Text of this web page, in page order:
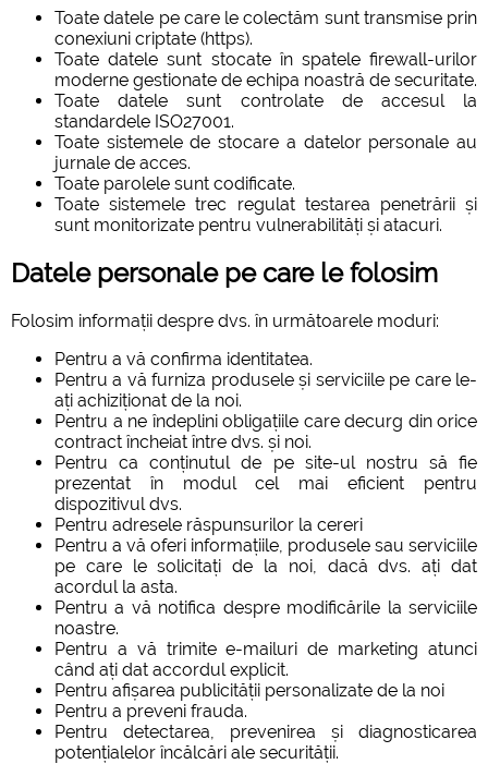
Toate datele pe care le colectăm sunt transmise prin
conexiuni criptate (https).
Toate datele sunt stocate în spatele firewall-urilor
moderne gestionate de echipa noastră de securitate.
Toate datele sunt controlate de accesul la
standardele ISO27001.
Toate sistemele de stocare a datelor personale au
jurnale de acces.
Toate parolele sunt codificate.
Toate sistemele trec regulat testarea penetrării și
sunt monitorizate pentru vulnerabilități și atacuri.
Datele personale pe care le folosim
Folosim informații despre dvs. în următoarele moduri:
Pentru a vă confirma identitatea.
Pentru a vă furniza produsele și serviciile pe care le-
ați achiziționat de la noi.
Pentru a ne îndeplini obligațiile care decurg din orice
contract încheiat între dvs. și noi.
Pentru ca conținutul de pe site-ul nostru să fie
prezentat în modul cel mai eficient pentru
dispozitivul dvs.
Pentru adresele răspunsurilor la cereri
Pentru a vă oferi informațiile, produsele sau serviciile
pe care le solicitați de la noi, dacă dvs. ați dat
acordul la asta.
Pentru a vă notifica despre modificările la serviciile
noastre.
Pentru a vă trimite e-mailuri de marketing atunci
când ați dat accordul explicit.
Pentru afișarea publicității personalizate de la noi
Pentru a preveni frauda.
Pentru detectarea, prevenirea și diagnosticarea
potențialelor încălcări ale securității.